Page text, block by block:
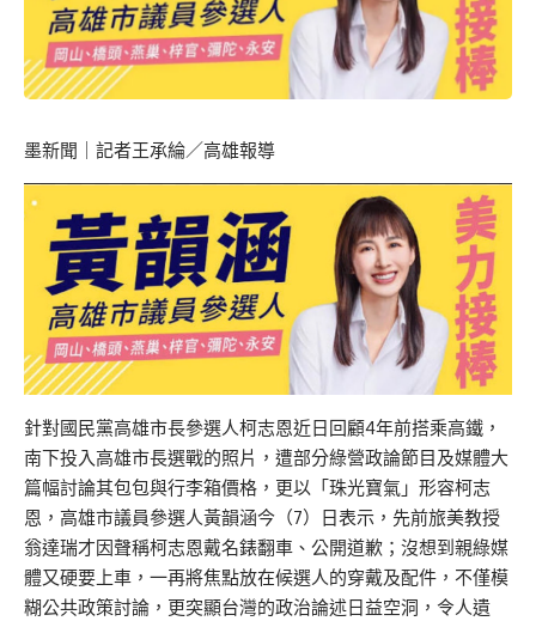
墨新聞 ｜記者王承綸／高雄報導
針對國民黨高雄市長參選人柯志恩近日回顧4年前搭乘高鐵，
南下投入高雄市長選戰的照片，遭部分綠營政論節目及媒體大
篇幅討論其包包與行李箱價格，更以「珠光寶氣」形容柯志
恩，高雄市議員參選人黃韻涵今（7）日表示，先前旅美教授
翁達瑞才因聲稱柯志恩戴名錶翻車、公開道歉；沒想到親綠媒
體又硬要上車，一再將焦點放在候選人的穿戴及配件，不僅模
糊公共政策討論，更突顯台灣的政治論述日益空洞，令人遺